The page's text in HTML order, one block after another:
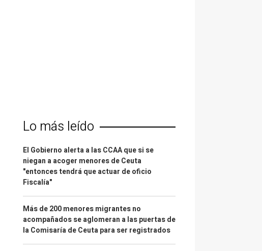
Lo más leído
El Gobierno alerta a las CCAA que si se
niegan a acoger menores de Ceuta
"entonces tendrá que actuar de oficio
Fiscalía"
Más de 200 menores migrantes no
acompañados se aglomeran a las puertas de
la Comisaría de Ceuta para ser registrados